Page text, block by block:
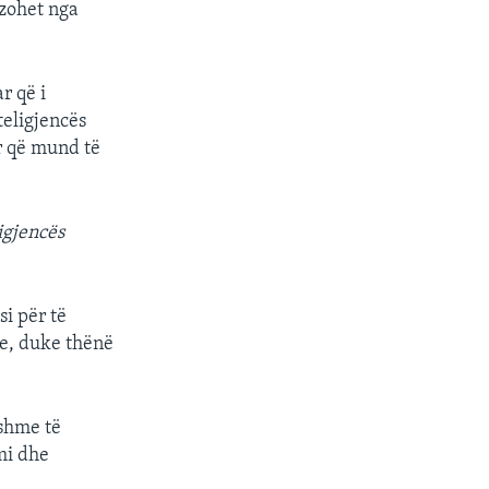
nga
që i
mund të
për të
duke thënë
të
dhe